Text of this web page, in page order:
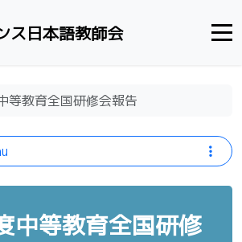
ス日本語教師会
等教育全国研修会報告
中等教育全国研修